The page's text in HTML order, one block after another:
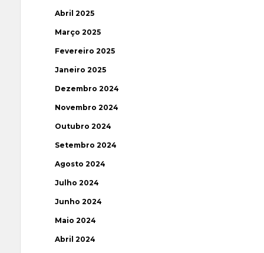
Abril 2025
Março 2025
Fevereiro 2025
Janeiro 2025
Dezembro 2024
Novembro 2024
Outubro 2024
Setembro 2024
Agosto 2024
Julho 2024
Junho 2024
Maio 2024
Abril 2024